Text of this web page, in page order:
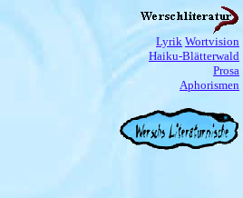
Lyrik Wortvision
Haiku-Blätterwald
Prosa
Aphorismen